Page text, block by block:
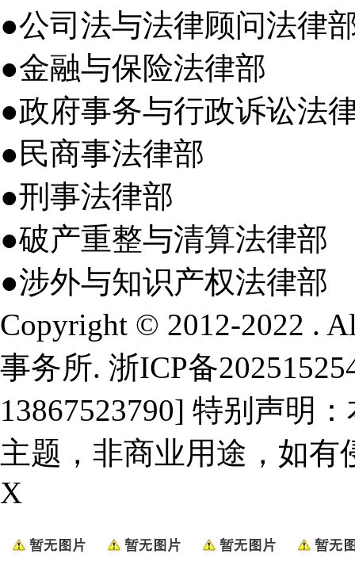
●公司法与法律顾问法律
●金融与保险法律部
●政府事务与行政诉讼法
●民商事法律部
●刑事法律部
●破产重整与清算法律部
●涉外与知识产权法律部
Copyright © 2012-2022 .
事务所. 浙ICP备
13867523790] 特别声明
主题，非商业用途，如有
X